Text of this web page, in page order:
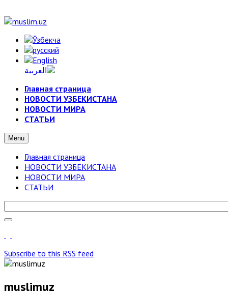
Главная страница
НОВОСТИ УЗБЕКИСТАНА
НОВОСТИ МИРА
СТАТЬИ
Menu
Главная страница
НОВОСТИ УЗБЕКИСТАНА
НОВОСТИ МИРА
СТАТЬИ
Subscribe to this RSS feed
muslimuz